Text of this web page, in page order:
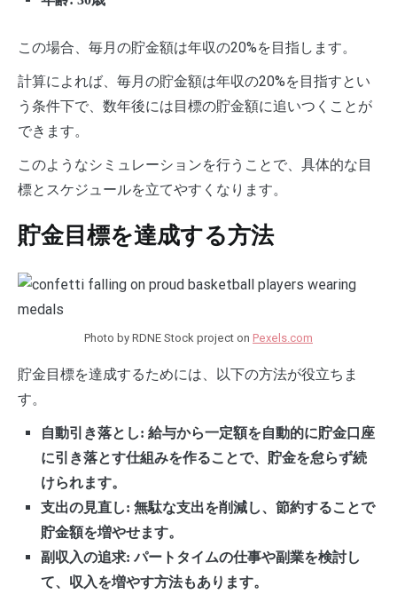
この場合、毎月の貯金額は年収の20%を目指します。
計算によれば、毎月の貯金額は年収の20%を目指すとい
う条件下で、数年後には目標の貯金額に追いつくことが
できます。
このようなシミュレーションを行うことで、具体的な目
標とスケジュールを立てやすくなります。
貯金目標を達成する方法
Photo by RDNE Stock project on Pexels.com
貯金目標を達成するためには、以下の方法が役立ちま
す。
自動引き落とし: 給与から一定額を自動的に貯金口座
に引き落とす仕組みを作ることで、貯金を怠らず続
けられます。
支出の見直し: 無駄な支出を削減し、節約することで
貯金額を増やせます。
副収入の追求: パートタイムの仕事や副業を検討し
て、収入を増やす方法もあります。